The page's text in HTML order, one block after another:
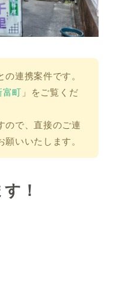
連携案件です。
富町 」をご覧くだ
ので、直接のご連
いいたします。
！